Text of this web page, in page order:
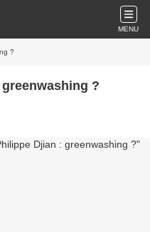
MENU
?
?